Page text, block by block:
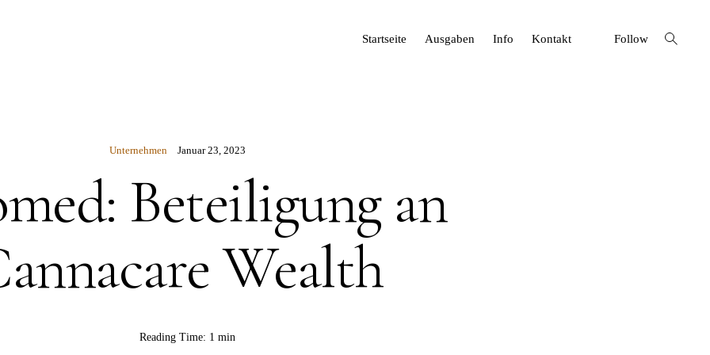
Startseite Ausgaben Info Kontakt Follow
open
search
Unternehmen Januar 23, 2023
Beteiligung an
Wealth
Reading Time: 1 min